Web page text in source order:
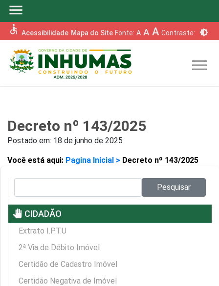
menu
accessible Acessibilidade Mapa do Site Fonte: A A A Contraste: brightness_6
menu
Decreto nº 143/2025
Postado em: 18 de junho de 2025
Você está aqui: Pagina Inicial > Decreto nº 143/2025
Pesquisar
pan_tool CIDADÃO
Extrato I.P.T.U
2ª Via de Débito Imóvel
Certidão de Cadastro Imóvel
Certidão Negativa de Imóvel